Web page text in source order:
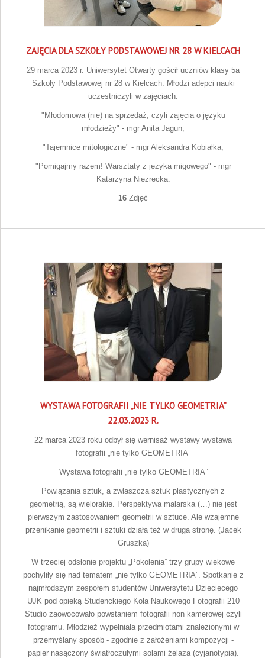
ZAJĘCIA DLA SZKOŁY PODSTAWOWEJ NR 28 W KIELCACH
29 marca 2023 r. Uniwersytet Otwarty gościł uczniów klasy 5a
Szkoły Podstawowej nr 28 w Kielcach. Młodzi adepci nauki
uczestniczyli w zajęciach:
"Młodomowa (nie) na sprzedaż, czyli zajęcia o języku
młodzieży" - mgr Anita Jagun;
"Tajemnice mitologiczne" - mgr Aleksandra Kobiałka;
"Pomigajmy razem! Warsztaty z języka migowego" - mgr
Katarzyna Niezrecka.
16 Zdjęć
WYSTAWA FOTOGRAFII „NIE TYLKO GEOMETRIA”
22.03.2023 R.
22 marca 2023 roku odbył się wernisaż wystawy wystawa
fotografii „nie tylko GEOMETRIA”
Wystawa fotografii „nie tylko GEOMETRIA”
Powiązania sztuk, a zwłaszcza sztuk plastycznych z
geometrią, są wielorakie. Perspektywa malarska (…) nie jest
pierwszym zastosowaniem geometrii w sztuce. Ale wzajemne
przenikanie geometrii i sztuki działa też w drugą stronę. (Jacek
Gruszka)
W trzeciej odsłonie projektu „Pokolenia” trzy grupy wiekowe
pochyliły się nad tematem „nie tylko GEOMETRIA”. Spotkanie z
najmłodszym zespołem studentów Uniwersytetu Dziecięcego
UJK pod opieką Studenckiego Koła Naukowego Fotografii 210
Studio zaowocowało powstaniem fotografii non kamerowej czyli
fotogramu. Młodzież wypełniała przedmiotami znalezionymi w
przemyślany sposób - zgodnie z założeniami kompozycji -
papier nasączony światłoczułymi solami żelaza (cyjanotypia).